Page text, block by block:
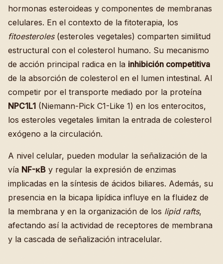
hormonas esteroideas y componentes de membranas
celulares. En el contexto de la fitoterapia, los
fitoesteroles(esteroles vegetales) comparten similitud
estructural con el colesterol humano. Su mecanismo
de acción principal radica en la inhibición competitiva
de la absorción de colesterol en el lumen intestinal. Al
competir por el transporte mediado por la proteína
NPC1L1 (Niemann-Pick C1-Like 1) en los enterocitos,
los esteroles vegetales limitan la entrada de colesterol
exógeno a la circulación.
A nivel celular, pueden modular la señalización de la
vía NF-κB y regular la expresión de enzimas
implicadas en la síntesis de ácidos biliares. Además, su
presencia en la bicapa lipídica influye en la fluidez de
la membrana y en la organización de los lipid rafts,
afectando así la actividad de receptores de membrana
y la cascada de señalización intracelular.